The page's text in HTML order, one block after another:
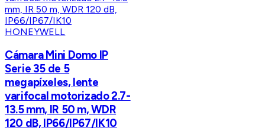
HONEYWELL
Cámara Mini Domo IP
Serie 35 de 5
megapíxeles, lente
varifocal motorizado 2.7-
13.5 mm, IR 50 m, WDR
120 dB, IP66/IP67/IK10